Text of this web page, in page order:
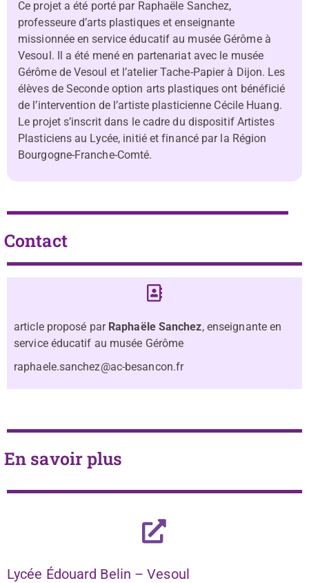
Ce projet a été porté par Raphaële Sanchez,
professeure d’arts plastiques et enseignante
missionnée en service éducatif au musée Gérôme à
Vesoul. Il a été mené en partenariat avec le musée
Gérôme de Vesoul et l’atelier Tache-Papier à Dijon. Les
élèves de Seconde option arts plastiques ont bénéficié
de l’intervention de l’artiste plasticienne Cécile Huang.
Le projet s’inscrit dans le cadre du dispositif Artistes
Plasticiens au Lycée, initié et financé par la Région
Bourgogne-Franche-Comté.
Contact
article proposé par Raphaële Sanchez, enseignante en
service éducatif au musée Gérôme
raphaele.sanchez@ac-besancon.fr
En savoir plus
Lycée Édouard Belin – Vesoul